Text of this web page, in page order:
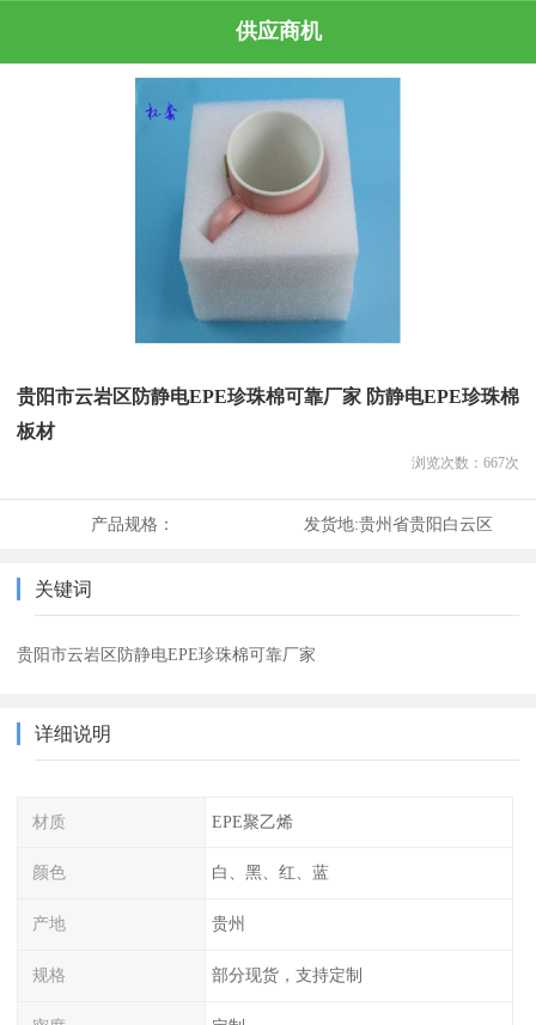
供应商机
贵阳市云岩区防静电EPE珍珠棉可靠厂家 防静电EPE珍珠棉
板材
浏览次数： 667次
产品规格： 发货地:贵州省贵阳白云区
关键词
贵阳市云岩区防静电EPE珍珠棉可靠厂家
详细说明
材质 EPE聚乙烯
颜色 白、黑、红、蓝
产地 贵州
规格 部分现货，支持定制